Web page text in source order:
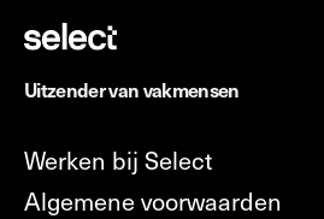
Uitzender van vakmensen
Werken bij Select
Algemene voorwaarden